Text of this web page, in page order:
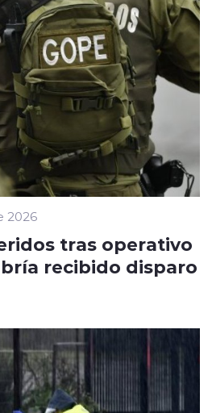
2026
tras operativo
recibido disparo